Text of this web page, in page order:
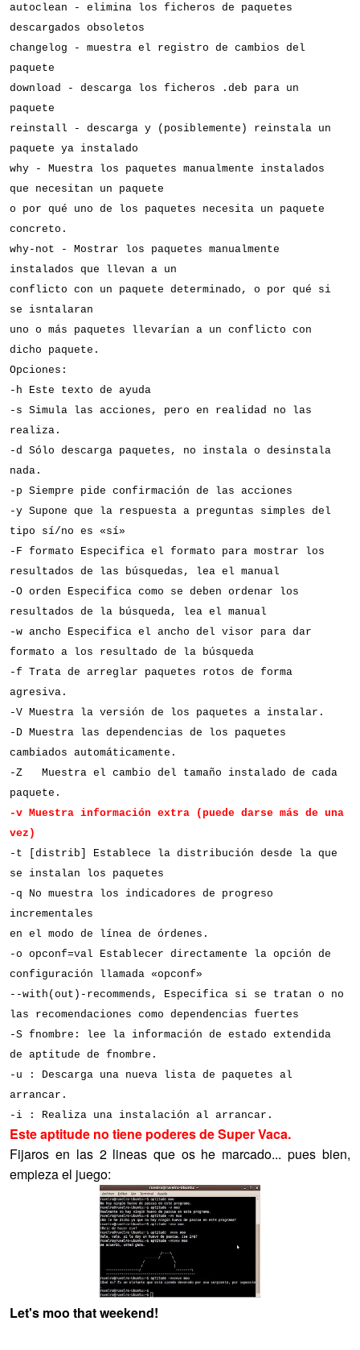
autoclean - elimina los ficheros de paquetes
descargados obsoletos
changelog - muestra el registro de cambios del
paquete
download - descarga los ficheros .deb para un
paquete
reinstall - descarga y (posiblemente) reinstala un
paquete ya instalado
why - Muestra los paquetes manualmente instalados
que necesitan un paquete
o por qué uno de los paquetes necesita un paquete
concreto.
why-not - Mostrar los paquetes manualmente
instalados que llevan a un
conflicto con un paquete determinado, o por qué si
se isntalaran
uno o más paquetes llevarían a un conflicto con
dicho paquete.
Opciones:
-h Este texto de ayuda
-s Simula las acciones, pero en realidad no las
realiza.
-d Sólo descarga paquetes, no instala o desinstala
nada.
-p Siempre pide confirmación de las acciones
-y Supone que la respuesta a preguntas simples del
tipo sí/no es «sí»
-F formato Especifica el formato para mostrar los
resultados de las búsquedas, lea el manual
-O orden Especifica como se deben ordenar los
resultados de la búsqueda, lea el manual
-w ancho Especifica el ancho del visor para dar
formato a los resultado de la búsqueda
-f Trata de arreglar paquetes rotos de forma
agresiva.
-V Muestra la versión de los paquetes a instalar.
-D Muestra las dependencias de los paquetes
cambiados automáticamente.
-Z
Muestra el cambio del tamaño instalado de cada
paquete.
-v Muestra información extra (puede darse más de una
vez)
-t [distrib] Establece la distribución desde la que
se instalan los paquetes
-q No muestra los indicadores de progreso
incrementales
en el modo de línea de órdenes.
-o opconf=val Establecer directamente la opción de
configuración llamada «opconf»
--with(out)-recommends,
Especifica si se tratan o no
las recomendaciones como dependencias fuertes
-S fnombre: lee la información de estado extendida
de aptitude de fnombre.
-u : Descarga una nueva lista de paquetes al
arrancar.
-i : Realiza una instalación al arrancar.
Este aptitude no tiene poderes de Super Vaca.
Fijaros en las 2 lineas que os he marcado... pues bien,
empieza el juego:
Let's moo that weekend!